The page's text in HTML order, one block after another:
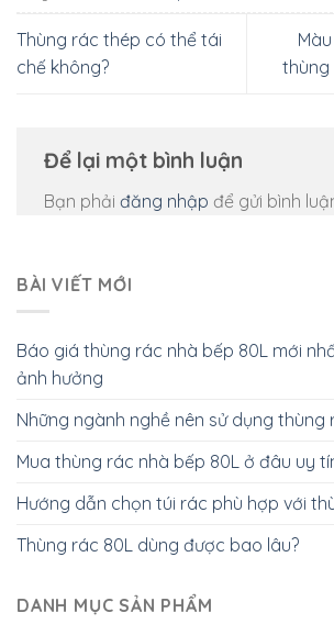
Thùng rác thép có thể tái
chế không?
thùng
Để lại một bình luận
Bạn phải đăng nhập để gửi bình
BÀI VIẾT MỚI
Báo giá thùng rác nhà bếp 80L mới
ảnh hưởng
Những ngành nghề nên sử dụng thùng
Mua thùng rác nhà bếp 80L ở đâu uy
Hướng dẫn chọn túi rác phù hợp với
Thùng rác 80L dùng được bao lâu?
DANH MỤC SẢN PHẨM